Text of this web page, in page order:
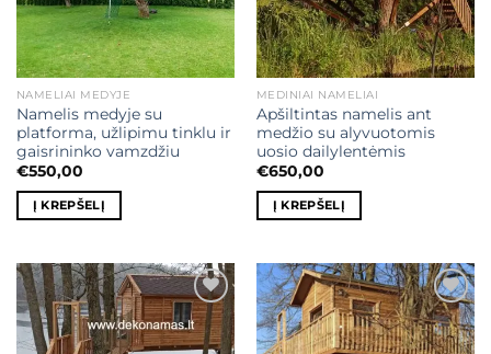
NAMELIAI MEDYJE
Namelis medyje su
platforma, užlipimu tinklu ir
gaisrininko vamzdžiu
€550,00
Į KREPŠELĮ
MEDINIAI NAMELIAI
Apšiltintas namelis ant
medžio su alyvuotomis
uosio dailylentėmis
€650,00
Į KREPŠELĮ
Mėgstamiausias Mėgstamiausias